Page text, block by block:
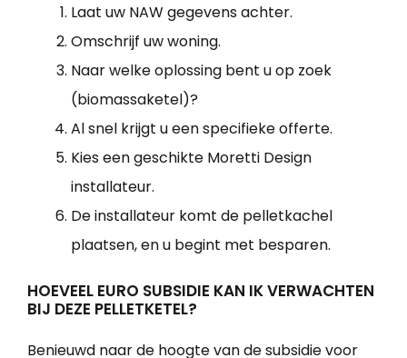
Laat uw NAW gegevens achter.
Omschrijf uw woning.
Naar welke oplossing bent u op zoek
(biomassaketel)?
Al snel krijgt u een specifieke offerte.
Kies een geschikte Moretti Design
installateur.
De installateur komt de pelletkachel
plaatsen, en u begint met besparen.
HOEVEEL EURO SUBSIDIE KAN IK VERWACHTEN
BIJ DEZE PELLETKETEL?
Benieuwd naar de hoogte van de subsidie voor